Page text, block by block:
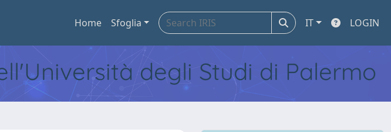
Home Sfoglia IT LOGIN
degli Studi di Palermo